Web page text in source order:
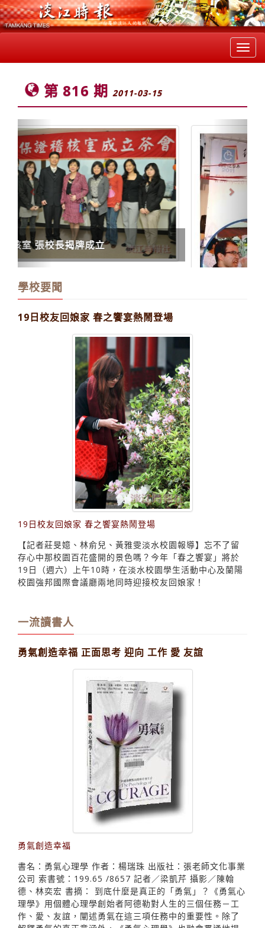
第 816 期 2011-03-15
Previous Next
19日校友回娘家 春之饗宴熱鬧登場
19日校友回娘家 春之饗宴熱鬧登場
存心中那校園百花盛開的景色嗎？今年「春之饗宴」將於
19日（週六）上午10時，在淡水校園學生活動中心及蘭陽
勇氣創造幸福 正面思考 迎向 工作 愛 友誼
勇氣創造幸福